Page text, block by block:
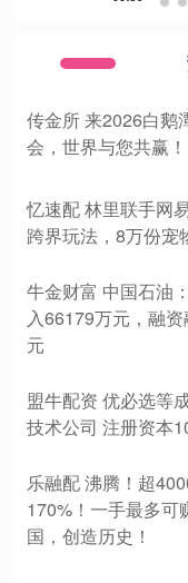
传金所 来2026白鹅
会，世界与您共赢！
忆速配 林里联手网
跨界玩法，8万份宠
牛金财富 中国石油
入66179万元，融
元
盟牛配资 优必选等
技术公司 注册资本
乐融配 沸腾！超
170%！一手最多可
国，创造历史！